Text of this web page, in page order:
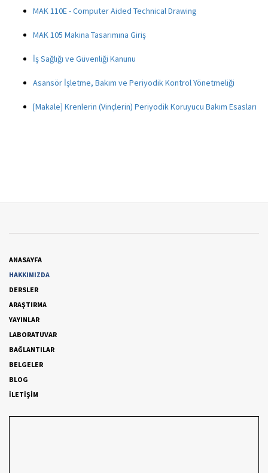
MAK 110E - Computer Aided Technical Drawing
MAK 105 Makina Tasarımına Giriş
İş Sağlığı ve Güvenliği Kanunu
Asansör İşletme, Bakım ve Periyodik Kontrol Yönetmeliği
[Makale] Krenlerin (Vinçlerin) Periyodik Koruyucu Bakım Esasları
ANASAYFA
HAKKIMIZDA
DERSLER
ARAŞTIRMA
YAYINLAR
LABORATUVAR
BAĞLANTILAR
BELGELER
BLOG
İLETİŞİM